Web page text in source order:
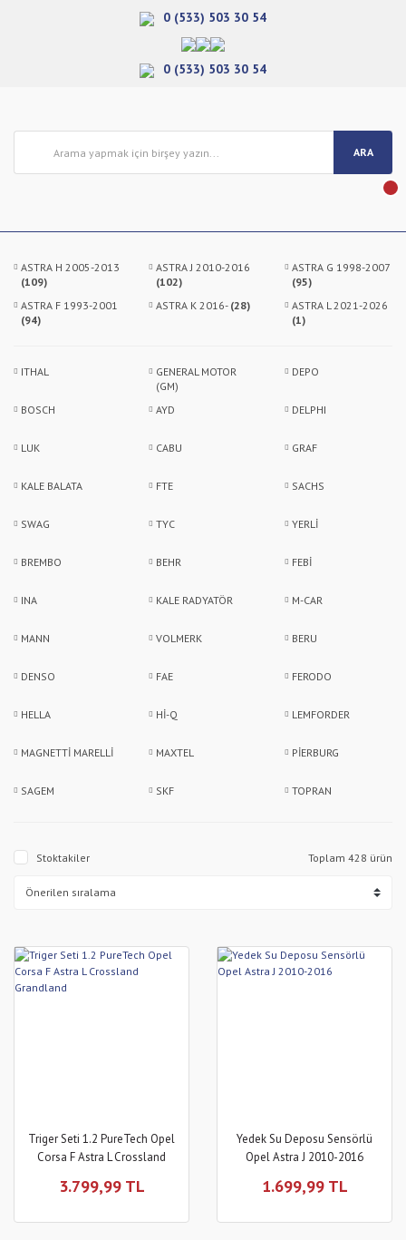
0 (533) 503 30 54
0 (533) 503 30 54
ARA
ASTRA H 2005-2013
(109)
ASTRA J 2010-2016
(102)
ASTRA G 1998-2007
(95)
ASTRA F 1993-2001
(94)
ASTRA K 2016- (28)
ASTRA L 2021-2026
(1)
ITHAL
GENERAL MOTOR
(GM)
DEPO
BOSCH AYD DELPHI
LUK CABU GRAF
KALE BALATA FTE SACHS
SWAG TYC YERLİ
BREMBO BEHR FEBİ
INA KALE RADYATÖR M-CAR
MANN VOLMERK BERU
DENSO FAE FERODO
HELLA Hİ-Q LEMFORDER
MAGNETTİ MARELLİ MAXTEL PİERBURG
SAGEM SKF TOPRAN
Stoktakiler Toplam 428 ürün
Triger Seti 1.2 PureTech Opel
Corsa F Astra L Crossland
3.799,99 TL
Yedek Su Deposu Sensörlü
Opel Astra J 2010-2016
1.699,99 TL